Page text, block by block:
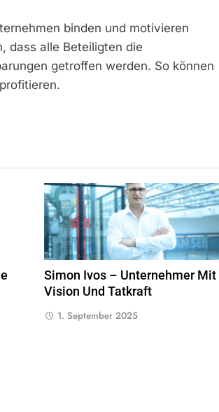
binden und motivieren
dass alle Beteiligten die
getroffen werden. So können
Simon Ivos – Unternehmer Mit
Vision Und Tatkraft
1. September 2025